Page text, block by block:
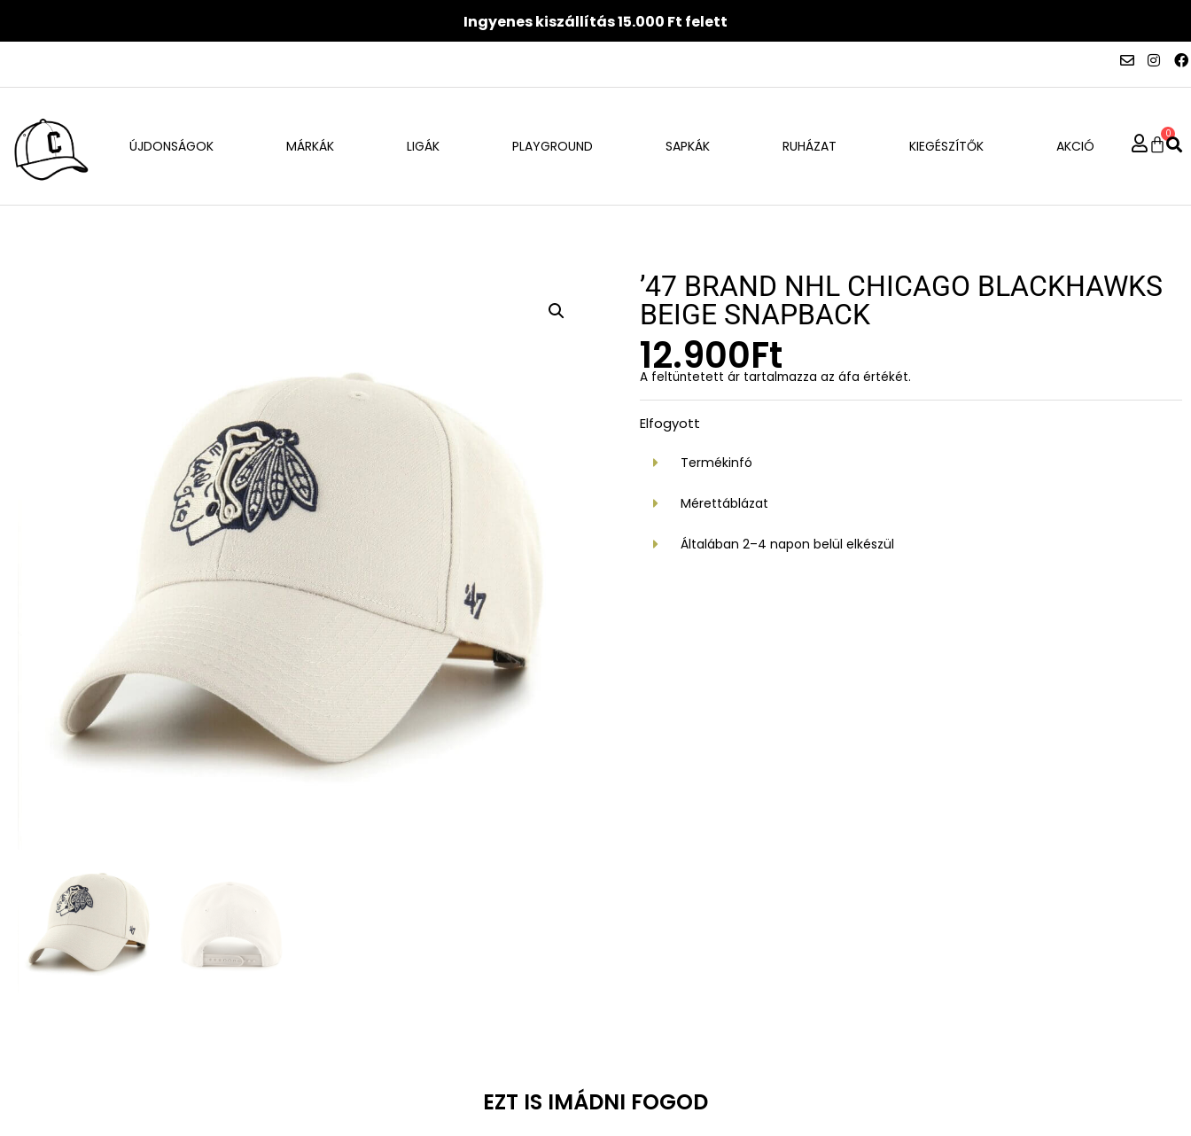
Ingyenes kiszállítás 15.000 Ft felett
ÚJDONSÁGOK MÁRKÁK LIGÁK PLAYGROUND SAPKÁK RUHÁZAT KIEGÉSZÍTŐK AKCIÓ
0
’47 BRAND NHL CHICAGO BLACKHAWKS
BEIGE SNAPBACK
12.900Ft
A feltüntetett ár tartalmazza az áfa értékét.
Elfogyott
Termékinfó
Mérettáblázat
Általában 2–4 napon belül elkészül
EZT IS IMÁDNI FOGOD